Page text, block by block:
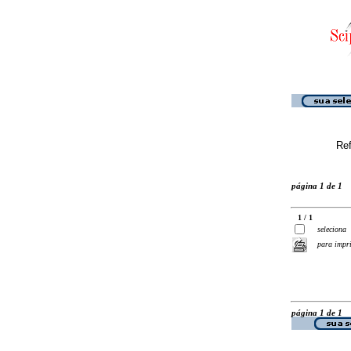
página 1 de 1
1 / 1
seleciona
para
página 1 de 1